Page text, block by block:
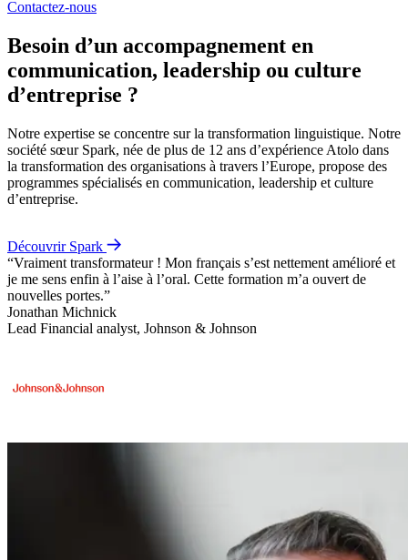
Contactez-nous
Besoin d’un accompagnement en
communication, leadership ou culture
d’entreprise ?
Notre expertise se concentre sur la transformation linguistique. Notre
société sœur Spark, née de plus de 12 ans d’expérience Atolo dans
la transformation des organisations à travers l’Europe, propose des
programmes spécialisés en communication, leadership et culture
d’entreprise.
Découvrir Spark
“Vraiment transformateur ! Mon français s’est nettement amélioré et
je me sens enfin à l’aise à l’oral. Cette formation m’a ouvert de
nouvelles portes.”
Jonathan Michnick
Lead Financial analyst, Johnson & Johnson